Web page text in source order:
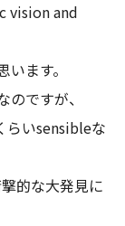
vision and
ます。
ですが、
いsensibleな
的な大発見に